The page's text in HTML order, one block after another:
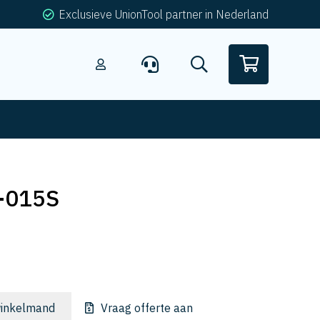
Exclusieve UnionTool partner in Nederland
Vraag offerte aan